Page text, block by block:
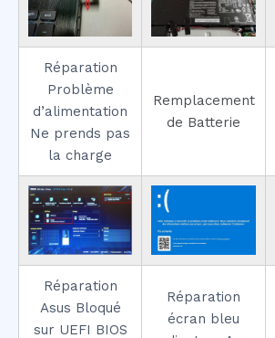
Réparation
Problème
d’alimentation
Ne prends pas
la charge
Remplacement
de Batterie
Réparation
Asus Bloqué
sur UEFI BIOS
Réparation
écran bleu